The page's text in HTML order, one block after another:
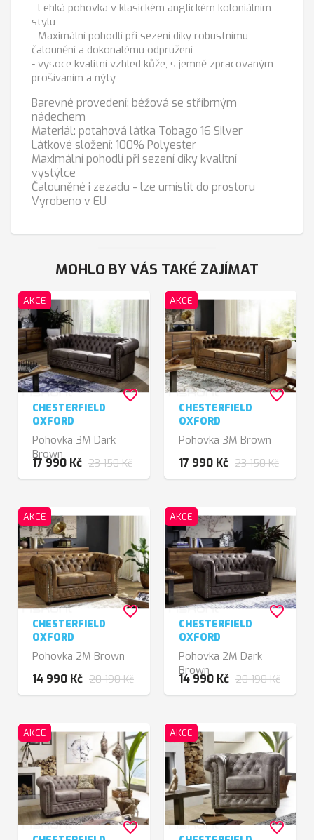
- Lehká pohovka v klasickém anglickém koloniálním
stylu
- Maximální pohodlí při sezení díky robustnímu
čalounění a dokonalému odpružení
- vysoce kvalitní vzhled kůže, s jemně zpracovaným
prošíváním a nýty
Barevné provedení: béžová se stříbrným
nádechem
Materiál: potahová látka Tobago 16 Silver
Látkové složení: 100% Polyester
Maximální pohodlí při sezení díky kvalitní
vystýlce
Čalouněné i zezadu - lze umístit do prostoru
Vyrobeno v EU
MOHLO BY VÁS TAKÉ ZAJÍMAT
AKCE
CHESTERFIELD
OXFORD
Pohovka 3M Dark
Brown
17 990 Kč 23 150 Kč
favorite_border
AKCE
CHESTERFIELD
OXFORD
Pohovka 3M Brown
17 990 Kč 23 150 Kč
favorite_border
AKCE
CHESTERFIELD
OXFORD
Pohovka 2M Brown
14 990 Kč 20 190 Kč
favorite_border
AKCE
CHESTERFIELD
OXFORD
Pohovka 2M Dark
Brown
14 990 Kč 20 190 Kč
favorite_border
AKCE
favorite_border
AKCE
favorite_border